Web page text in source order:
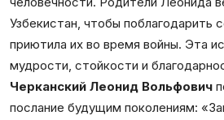
Узбекистан, чтобы поблагодарить
приютила их во время войны. Эта
мудрости, стойкости и
Черканский Леонид Вольфович
послание будущим поколениям: